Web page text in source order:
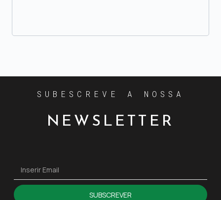
SUBESCREVE A NOSSA
NEWSLETTER
SUBSCREVER